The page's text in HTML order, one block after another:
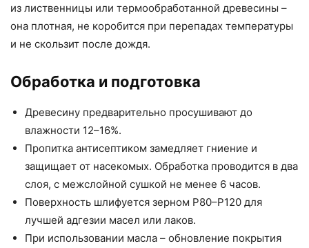
из лиственницы или термообработанной древесины –
она плотная, не коробится при перепадах температуры
и не скользит после дождя.
Обработка и подготовка
Древесину предварительно просушивают до
влажности 12–16%.
Пропитка антисептиком замедляет гниение и
защищает от насекомых. Обработка проводится в два
слоя, с межслойной сушкой не менее 6 часов.
Поверхность шлифуется зерном P80–P120 для
лучшей адгезии масел или лаков.
При использовании масла – обновление покрытия